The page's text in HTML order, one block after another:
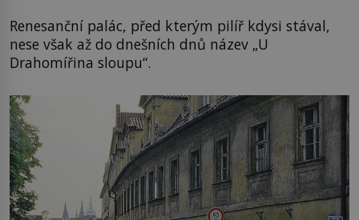
Renesanční palác, před kterým pilíř kdysi stával,
nese však až do dnešních dnů název „U
Drahomířina sloupu“.